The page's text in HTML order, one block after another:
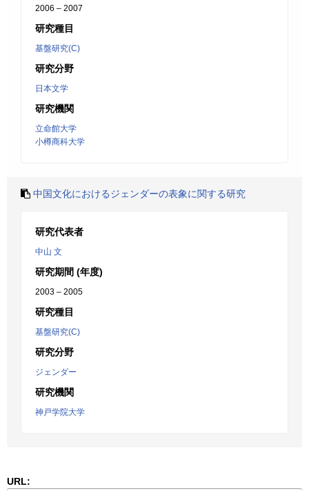
2006 – 2007
研究種目
基盤研究(C)
研究分野
日本文学
研究機関
立命館大学
小樽商科大学
中国文化におけるジェンダーの表象に関する研究
研究代表者
中山 文
研究期間 (年度)
2003 – 2005
研究種目
基盤研究(C)
研究分野
ジェンダー
研究機関
神戸学院大学
URL: